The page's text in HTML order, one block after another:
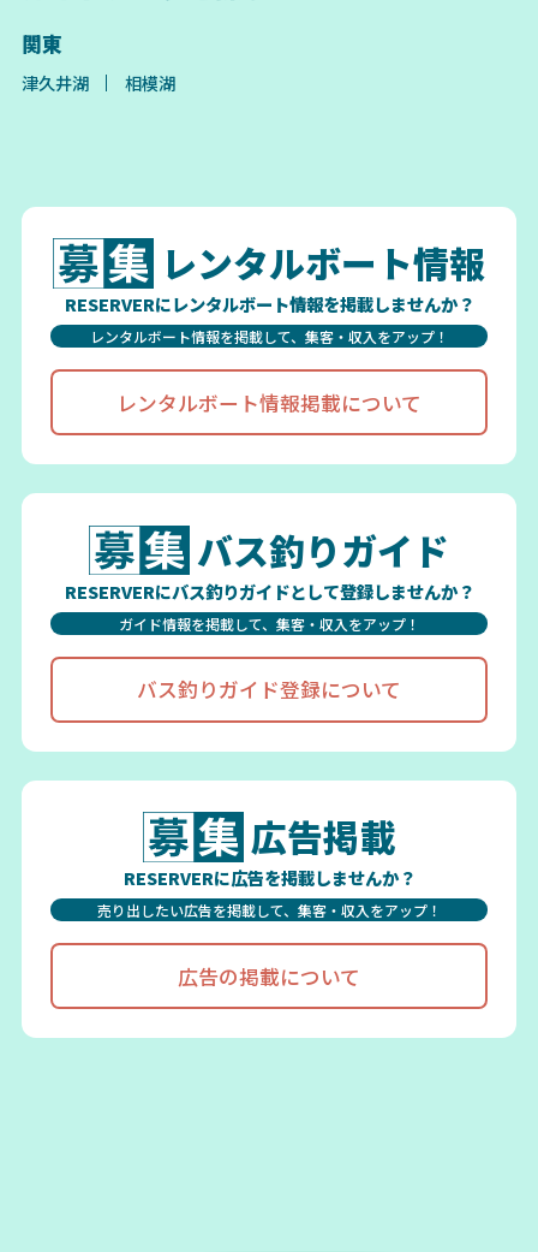
関東
津久井湖 相模湖
レンタルボート情報
RESERVERにレンタルボート情報を掲載しませんか？
レンタルボート情報を掲載して、集客・収入をアップ！
レンタルボート情報掲載について
バス釣りガイド
RESERVERにバス釣りガイドとして登録しませんか？
ガイド情報を掲載して、集客・収入をアップ！
バス釣りガイド登録について
広告掲載
RESERVERに広告を掲載しませんか？
売り出したい広告を掲載して、集客・収入をアップ！
広告の掲載について